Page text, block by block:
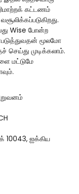
கட்டணம்
Wise போன்ற
மூலமோ
முடிக்கலாம்.
மட்டுமே
10043, ஐக்கிய